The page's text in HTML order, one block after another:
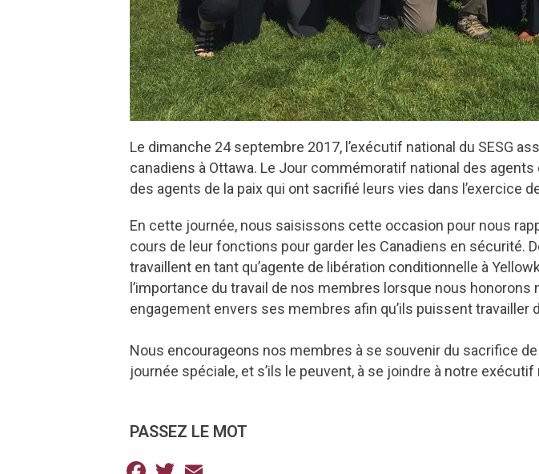
Le dimanche 24 septembre 2017, l’exécutif national du SESG
canadiens à Ottawa. Le Jour commémoratif national des
des agents de la paix qui ont sacrifié leurs vies dans l’exercice
En cette journée, nous saisissons cette occasion pour nous
cours de leur fonctions pour garder les Canadiens en sécurité.
travaillent en tant qu’agente de libération conditionnelle à
l’importance du travail de nos membres lorsque nous
engagement envers ses membres afin qu’ils puissent
Nous encourageons nos membres à se souvenir du sacrifice
journée spéciale, et s’ils le peuvent, à se joindre à notre
PASSEZ LE MOT
Facebook
Twitter